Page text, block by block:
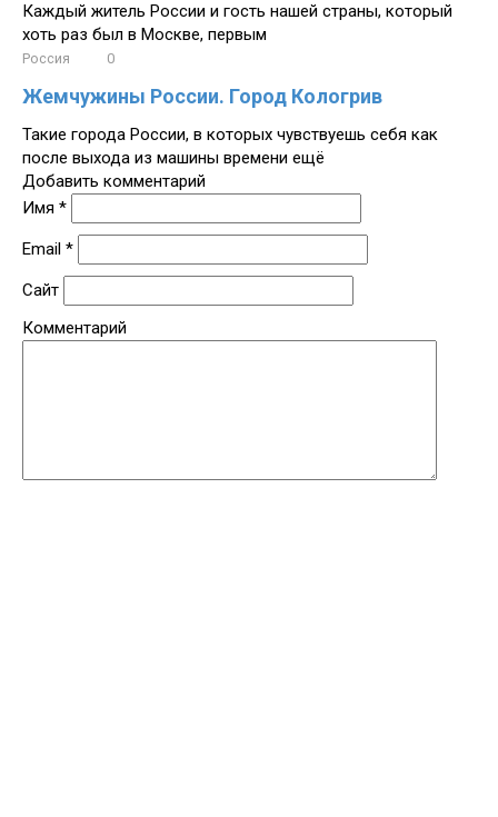
Каждый житель России и гость нашей страны, который
хоть раз был в Москве, первым
Россия 0
Жемчужины России. Город Кологрив
Такие города России, в которых чувствуешь себя как
после выхода из машины времени ещё
Добавить комментарий
Имя *
Email *
Сайт
Комментарий